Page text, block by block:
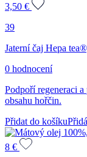
3,50 €
39
Jaterní čaj Hepa
0 hodnocení
Podpoří regeneraci
obsahu hořčin.
Přidat do košíku
8 €